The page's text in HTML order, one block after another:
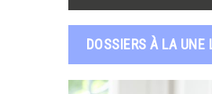
DOSSIERS À LA UNE